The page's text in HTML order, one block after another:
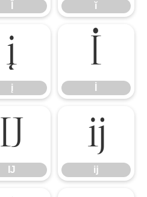
ĭ
į
į
İ
Ĳ
Ĳ
ĳ
ĳ